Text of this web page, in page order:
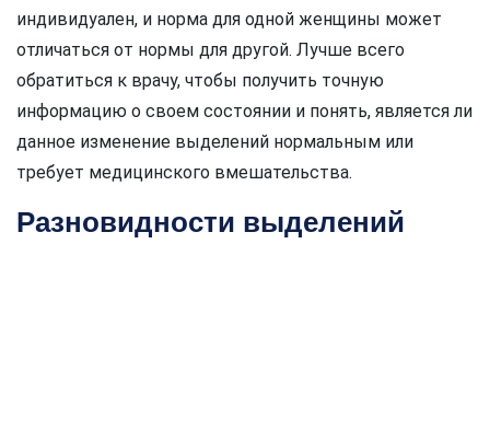
индивидуален, и норма для одной женщины может
отличаться от нормы для другой. Лучше всего
обратиться к врачу, чтобы получить точную
информацию о своем состоянии и понять, является ли
данное изменение выделений нормальным или
требует медицинского вмешательства.
Разновидности выделений